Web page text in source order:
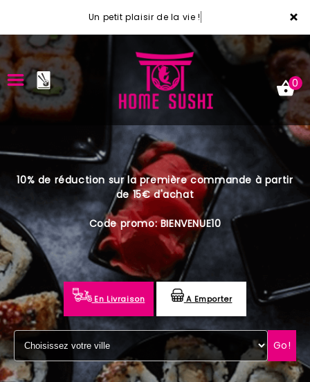
×
Un petit plaisir de la vie !
ACCUEIL
VOTRE COMPTE
NOTRE RESTAURANT
VOS AVIS
MENTIONS LÉGALES
C.G.V
0
10% de réduction sur la première commande à partir
de 15€ d'achat
Code promo: BIENVENUE10
En Livraison A Emporter
Go!